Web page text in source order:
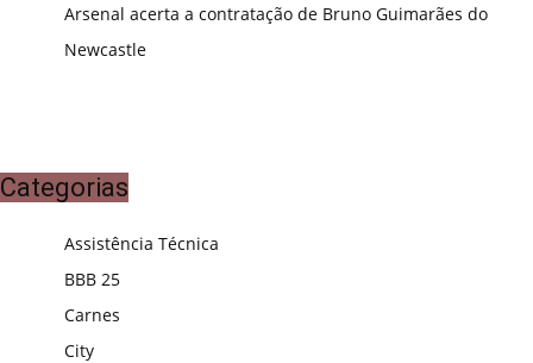
Arsenal acerta a contratação de Bruno Guimarães do
Newcastle
Categorias
Assistência Técnica
BBB 25
Carnes
City